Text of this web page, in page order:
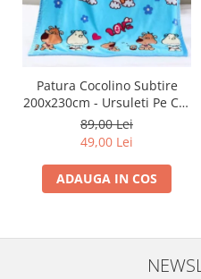
Patura Cocolino Subtire
200x230cm - Ursuleti Pe Cer
Albastru
89,00 Lei
49,00 Lei
ADAUGA IN COS